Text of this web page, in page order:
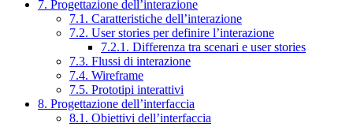
7. Progettazione dell’interazione
7.1. Caratteristiche dell’interazione
7.2. User stories per definire l’interazione
7.2.1. Differenza tra scenari e user stories
7.3. Flussi di interazione
7.4. Wireframe
7.5. Prototipi interattivi
8. Progettazione dell’interfaccia
8.1. Obiettivi dell’interfaccia